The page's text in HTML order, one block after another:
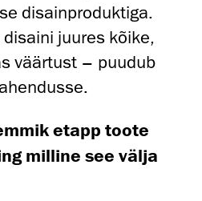
disainproduktiga.
juures kõike,
väärtust – puudub
etapp toote
milline see välja